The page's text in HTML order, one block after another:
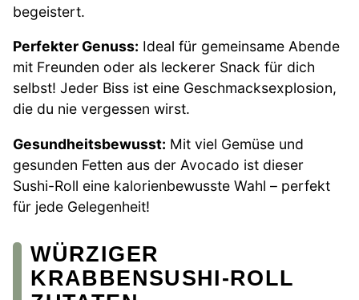
begeistert.
Perfekter Genuss: Ideal für gemeinsame Abende
mit Freunden oder als leckerer Snack für dich
selbst! Jeder Biss ist eine Geschmacksexplosion,
die du nie vergessen wirst.
Gesundheitsbewusst: Mit viel Gemüse und
gesunden Fetten aus der Avocado ist dieser
Sushi-Roll eine kalorienbewusste Wahl – perfekt
für jede Gelegenheit!
WÜRZIGER
KRABBENSUSHI-ROLL